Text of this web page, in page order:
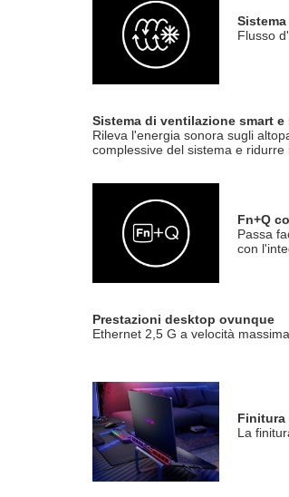
Flusso
Sistema di ventilazione smart
Rileva l'energia sonora sugli
complessive del sistema e ridurre
Fn+Q
Passa
con
Prestazioni desktop ovunque
Ethernet 2,5 G a velocità
Finitura
La